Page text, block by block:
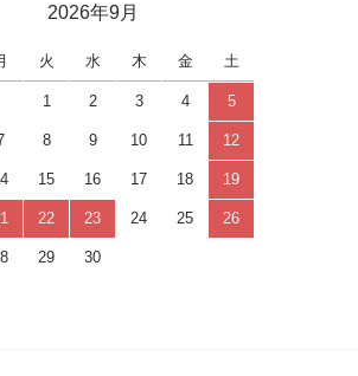
2026年9月
火 水 木 金 土
1 2 3 4 5
8 9 10 11 12
15 16 17 18 19
22 23 24 25 26
29 30